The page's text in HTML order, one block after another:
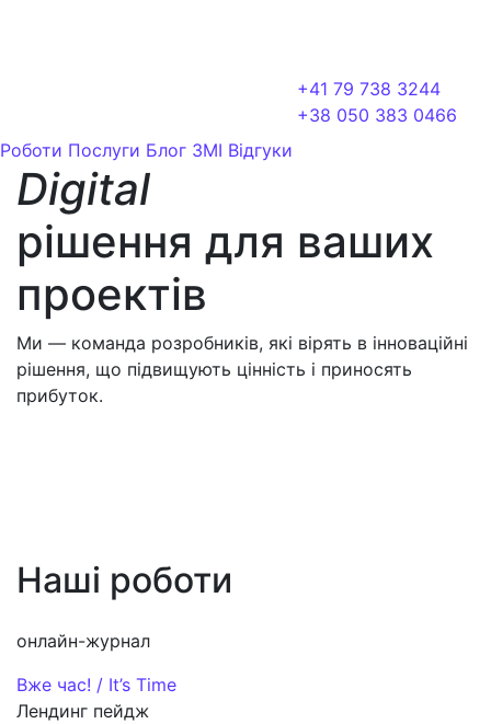
+41 79 738 3244
+38 050 383 0466
Роботи Послуги Блог ЗМІ Відгуки
Digital
рішення для ваших
проектів
Ми — команда розробників, які вірять в інноваційні
рішення, що підвищують цінність і приносять
прибуток.
Наші роботи
онлайн-журнал
Вже час! / It’s Time
Лендинг пейдж